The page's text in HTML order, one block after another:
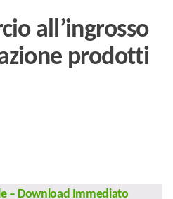
all’ingrosso
prodotti
– Download Immediato